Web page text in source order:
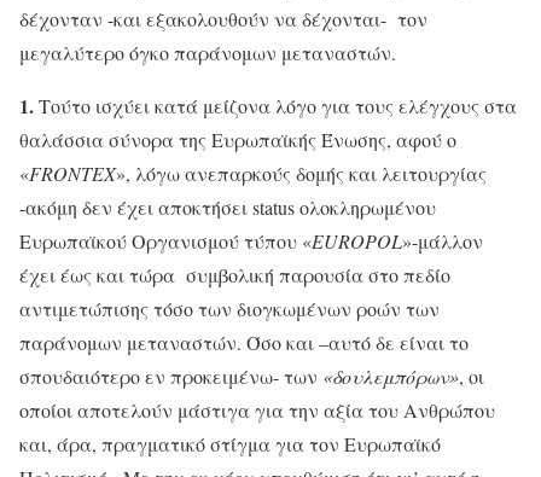
δέχονταν -και εξακολουθούν να δέχονται- τον
μεγαλύτερο όγκο παράνομων μεταναστών.
1.Τούτο ισχύει κατά μείζονα λόγο για τους ελέγχους στα
θαλάσσια σύνορα της Ευρωπαϊκής Ένωσης, αφού ο
«FRONTEX», λόγω ανεπαρκούς δομής και λειτουργίας
-ακόμη δεν έχει αποκτήσει status ολοκληρωμένου
Ευρωπαϊκού Οργανισμού τύπου «EUROPOL»-μάλλον
έχει έως και τώρα συμβολική παρουσία στο πεδίο
αντιμετώπισης τόσο των διογκωμένων ροών των
παράνομων μεταναστών. Όσο και –αυτό δε είναι το
σπουδαιότερο εν προκειμένω- των «δουλεμπόρων», οι
οποίοι αποτελούν μάστιγα για την αξία του Ανθρώπου
και, άρα, πραγματικό στίγμα για τον Ευρωπαϊκό